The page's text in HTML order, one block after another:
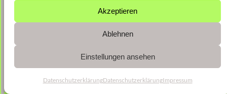
Akzeptieren
Ablehnen
Einstellungen ansehen
DatenschutzerklärungDatenschutzerklärungImpressum